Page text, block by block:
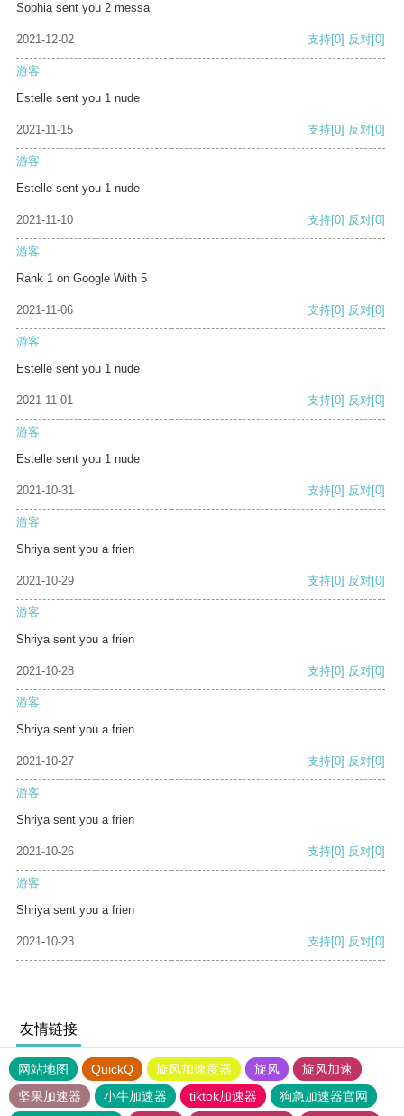
Sophia sent you 2 messa
2021-12-02 支持[0] 反对[0]
游客
Estelle sent you 1 nude
2021-11-15 支持[0] 反对[0]
游客
Estelle sent you 1 nude
2021-11-10 支持[0] 反对[0]
游客
Rank 1 on Google With 5
2021-11-06 支持[0] 反对[0]
游客
Estelle sent you 1 nude
2021-11-01 支持[0] 反对[0]
游客
Estelle sent you 1 nude
2021-10-31 支持[0] 反对[0]
游客
Shriya sent you a frien
2021-10-29 支持[0] 反对[0]
游客
Shriya sent you a frien
2021-10-28 支持[0] 反对[0]
游客
Shriya sent you a frien
2021-10-27 支持[0] 反对[0]
游客
Shriya sent you a frien
2021-10-26 支持[0] 反对[0]
游客
Shriya sent you a frien
2021-10-23 支持[0] 反对[0]
友情链接
网站地图 QuickQ 旋风加速度器 旋风
旋风加速
坚果加速器
小牛加速器 tiktok加速器 狗急加速器官网